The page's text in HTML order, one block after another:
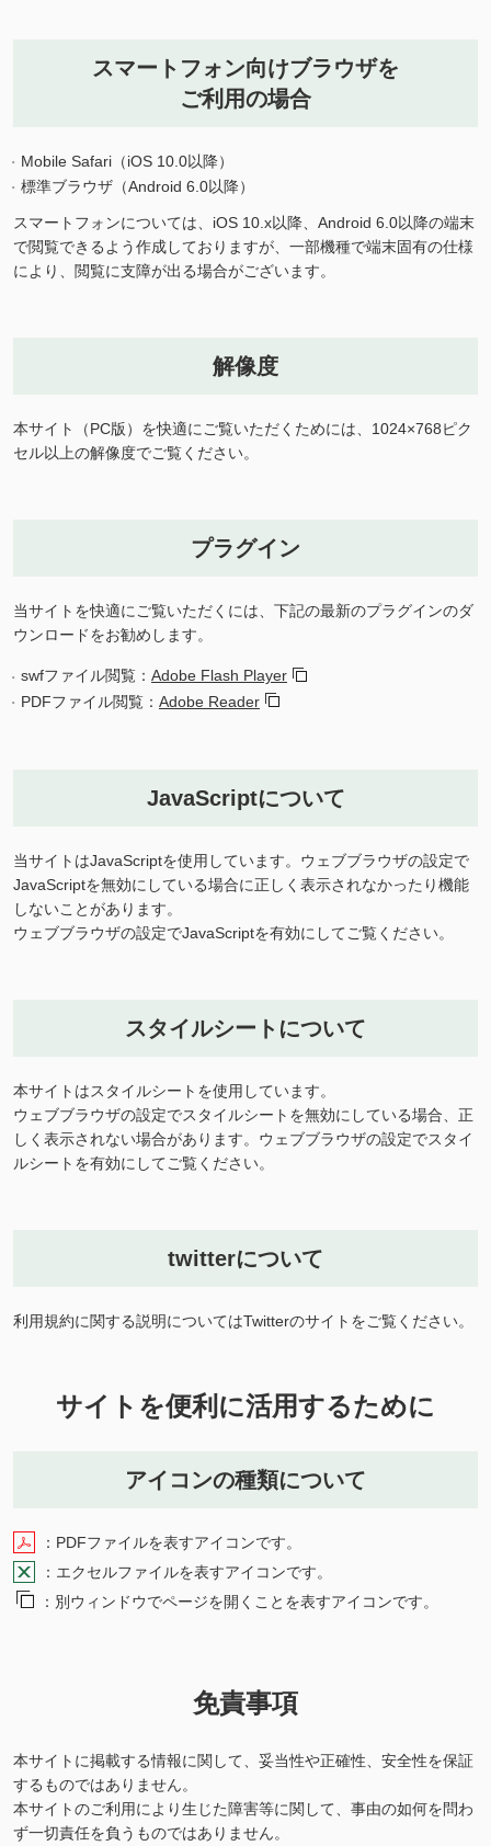
スマートフォン向けブラウザを
ご利用の場合
Mobile Safari（iOS 10.0以降）
標準ブラウザ（Android 6.0以降）
スマートフォンについては、iOS 10.x以降、Android 6.0以降の端末
で閲覧できるよう作成しておりますが、一部機種で端末固有の仕様
により、閲覧に支障が出る場合がございます。
解像度
本サイト（PC版）を快適にご覧いただくためには、1024×768ピク
セル以上の解像度でご覧ください。
プラグイン
当サイトを快適にご覧いただくには、下記の最新のプラグインのダ
ウンロードをお勧めします。
swfファイル閲覧： Adobe Flash Player
PDFファイル閲覧： Adobe Reader
JavaScriptについて
当サイトはJavaScriptを使用しています。ウェブブラウザの設定で
JavaScriptを無効にしている場合に正しく表示されなかったり機能
しないことがあります。
ウェブブラウザの設定でJavaScriptを有効にしてご覧ください。
スタイルシートについて
本サイトはスタイルシートを使用しています。
ウェブブラウザの設定でスタイルシートを無効にしている場合、正
しく表示されない場合があります。ウェブブラウザの設定でスタイ
ルシートを有効にしてご覧ください。
twitterについて
利用規約に関する説明についてはTwitterのサイトをご覧ください。
サイトを便利に活用するために
アイコンの種類について
：PDFファイルを表すアイコンです。
：エクセルファイルを表すアイコンです。
：別ウィンドウでページを開くことを表すアイコンです。
免責事項
本サイトに掲載する情報に関して、妥当性や正確性、安全性を保証
するものではありません。
本サイトのご利用により生じた障害等に関して、事由の如何を問わ
ず一切責任を負うものではありません。